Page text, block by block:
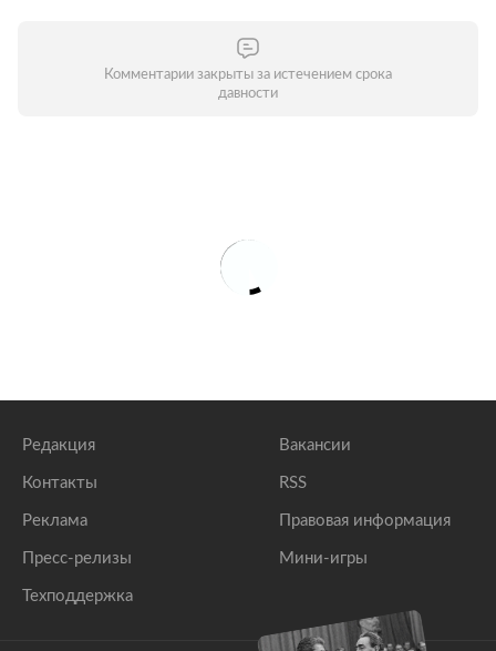
Комментарии закрыты за истечением срока
давности
Редакция
Контакты
Реклама
Пресс-релизы
Техподдержка
Вакансии
RSS
Правовая информация
Мини-игры